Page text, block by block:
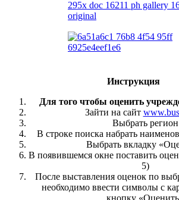
Инструкция
Для того чтобы оценить
Зайти на сайт
Выбрать регион
В строке поиска набрать
Выбрать вкладку
В появившемся окне поставить
5)
После выставления оценок по
необходимо ввести символы с